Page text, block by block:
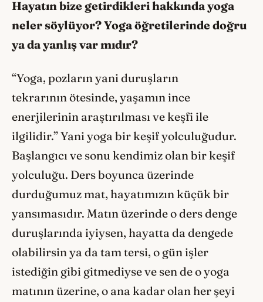
Hayatın bize getirdikleri hakkında yoga
neler söylüyor? Yoga öğretilerinde doğru
ya da yanlışvar mıdır?
“Yoga, pozların yani duruşların
tekrarının ötesinde, yaşamın ince
enerjilerinin araştırılması ve keşfi ile
ilgilidir.” Yani yoga bir keşif yolculuğudur.
Başlangıcı ve sonu kendimiz olan bir keşif
yolculuğu. Ders boyunca üzerinde
durduğumuz mat, hayatımızın küçük bir
yansımasıdır. Matın üzerinde o ders denge
duruşlarında iyiysen, hayatta da dengede
olabilirsin ya da tam tersi, o gün işler
istediğin gibi gitmediyse ve sen de o yoga
matının üzerine, o ana kadar olan her şeyi